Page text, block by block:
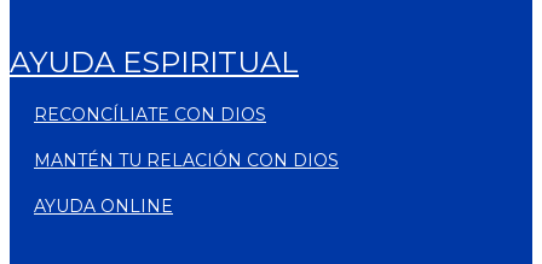
AYUDA ESPIRITUAL
RECONCÍLIATE CON DIOS
MANTÉN TU RELACIÓN CON DIOS
AYUDA ONLINE